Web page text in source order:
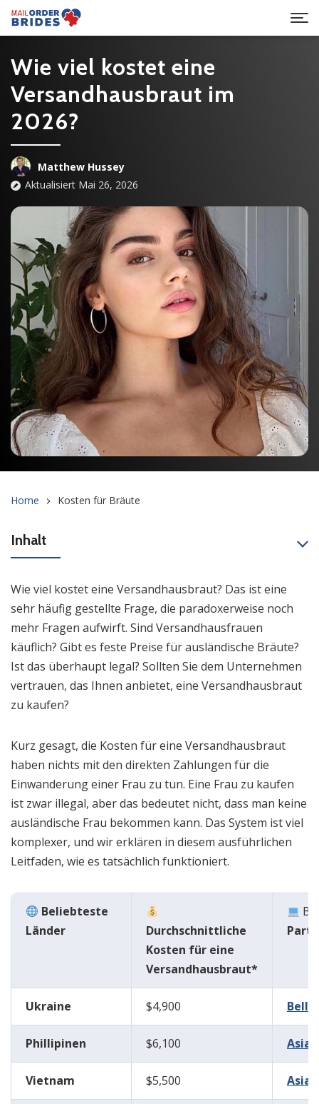
Wie viel kostet eine
Versandhausbraut im
2026?
Matthew Hussey
Aktualisiert Mai 26, 2026
Home Kosten für Bräute
Inhalt
Wie viel kostet eine Versandhausbraut? Das ist eine
sehr häufig gestellte Frage, die paradoxerweise noch
mehr Fragen aufwirft. Sind Versandhausfrauen
käuflich? Gibt es feste Preise für ausländische Bräute?
Ist das überhaupt legal? Sollten Sie dem Unternehmen
vertrauen, das Ihnen anbietet, eine Versandhausbraut
zu kaufen?
Kurz gesagt, die Kosten für eine Versandhausbraut
haben nichts mit den direkten Zahlungen für die
Einwanderung einer Frau zu tun. Eine Frau zu kaufen
ist zwar illegal, aber das bedeutet nicht, dass man keine
ausländische Frau bekommen kann. Das System ist viel
komplexer, und wir erklären in diesem ausführlichen
Leitfaden, wie es tatsächlich funktioniert.
Beliebteste
Länder
Durchschnittliche
Kosten für eine
Versandhausbraut*
B
Ukraine $4,900
Phillipinen $6,100
Vietnam $5,500